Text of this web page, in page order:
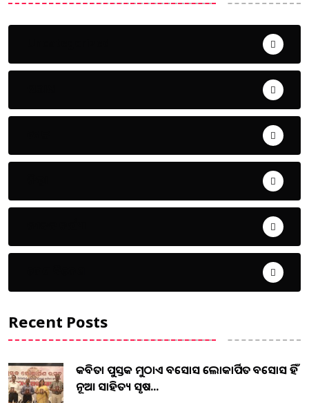
Recent Posts
କବିତା ପୁସ୍ତକ ମୁଠାଏ ଅବସୋସ ଲୋକାର୍ପିତ ଅବସୋସ ହିଁ
ନୂଆ ସାହିତ୍ୟ ସୃଷ...